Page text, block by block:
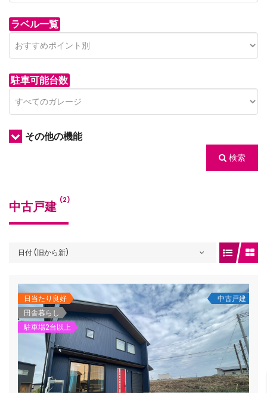
ラベル一覧
駐車可能台数
その他の機能
検索
中古戸建 (2)
日付 (旧から新)
日当たり良好
田舎暮らし
駐車場2台以上
中古戸建
top-
manager/wp-
top-